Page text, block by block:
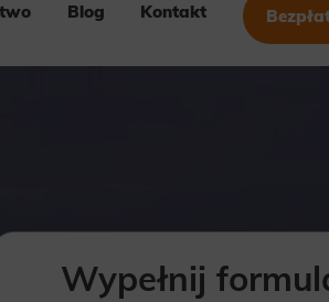
Blog Kontakt
Wypełnij